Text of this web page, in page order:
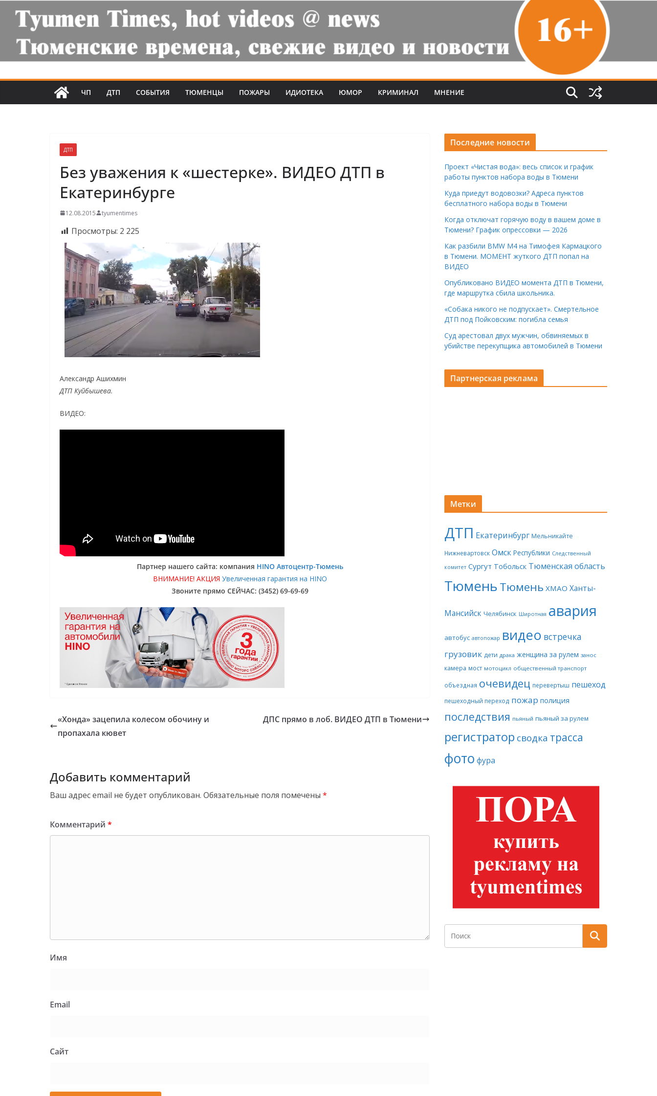
ЧП ДТП СОБЫТИЯ ТЮМЕНЦЫ ПОЖАРЫ ИДИОТЕКА ЮМОР КРИМИНАЛ МНЕНИЕ
ДТП
Без уважения к «шестерке». ВИДЕО ДТП в
Екатеринбурге
12.08.2015 tyumentimes
Просмотры: 2 225
Александр Ашихмин
ДТП Куйбышева.
ВИДЕО:
Партнер нашего сайта: компания HINO Автоцентр-Тюмень
ВНИМАНИЕ! АКЦИЯ Увеличенная гарантия на HINO
Звоните прямо СЕЙЧАС: (3452) 69-69-69
«Хонда» зацепила колесом обочину и
пропахала кювет
ДПС прямо в лоб. ВИДЕО ДТП в Тюмени
Добавить комментарий
Ваш адрес email не будет опубликован. Обязательные поля помечены *
Комментарий *
Имя
Email
Сайт
Последние новости
Проект «Чистая вода»: весь список и график
работы пунктов набора воды в Тюмени
Куда приедут водовозки? Адреса пунктов
бесплатного набора воды в Тюмени
Когда отключат горячую воду в вашем доме в
Тюмени? График опрессовки — 2026
Как разбили BMW M4 на Тимофея Кармацкого
в Тюмени. МОМЕНТ жуткого ДТП попал на
ВИДЕО
Опубликовано ВИДЕО момента ДТП в Тюмени,
где маршрутка сбила школьника.
«Собака никого не подпускает». Смертельное
ДТП под Пойковским: погибла семья
Суд арестовал двух мужчин, обвиняемых в
убийстве перекупщика автомобилей в Тюмени
Партнерская реклама
Метки
ДТП Екатеринбург Мельникайте
Нижневартовск Омск Республики Следственный
комитет Сургут Тобольск Тюменская область
ТюменьТюмень ХМАО Ханты-
Мансийск Челябинск Широтная авария
автобус автопожар видео встречка
грузовик дети драка женщина за рулем занос
камера мост мотоцикл общественный транспорт
объездная очевидец перевертыш пешеход
пешеходный переход пожар полиция
последствия пьяный пьяный за рулем
регистратор сводка трасса
фото фура